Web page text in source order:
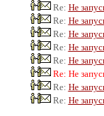
Re: Не
Re: Не
Re: Не
Re: Не
Re: Не
Re: Не
Re: Не
Re: Не